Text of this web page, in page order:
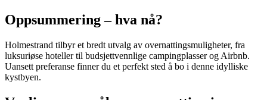
Oppsummering – hva nå?
Holmestrand tilbyr et bredt utvalg av overnattingsmuligheter, fra
luksuriøse hoteller til budsjettvennlige campingplasser og Airbnb.
Uansett preferanse finner du et perfekt sted å bo i denne idylliske
kystbyen.